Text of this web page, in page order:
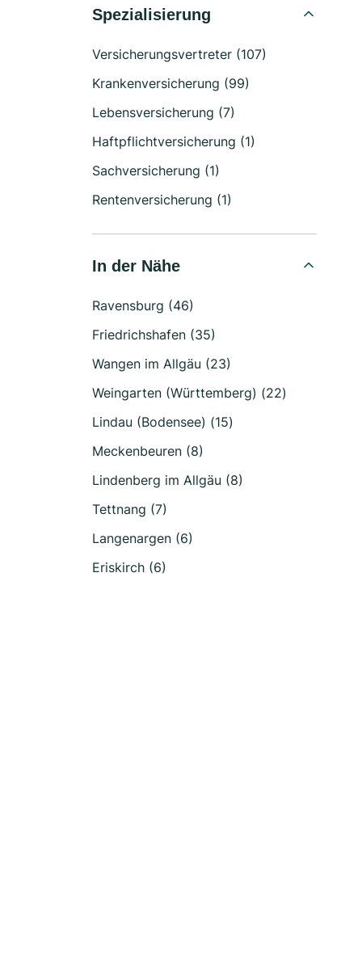
Spezialisierung
Versicherungsvertreter (107)
Krankenversicherung (99)
Lebensversicherung (7)
Haftpflichtversicherung (1)
Sachversicherung (1)
Rentenversicherung (1)
In der Nähe
Ravensburg (46)
Friedrichshafen (35)
Wangen im Allgäu (23)
Weingarten (Württemberg) (22)
Lindau (Bodensee) (15)
Meckenbeuren (8)
Lindenberg im Allgäu (8)
Tettnang (7)
Langenargen (6)
Eriskirch (6)